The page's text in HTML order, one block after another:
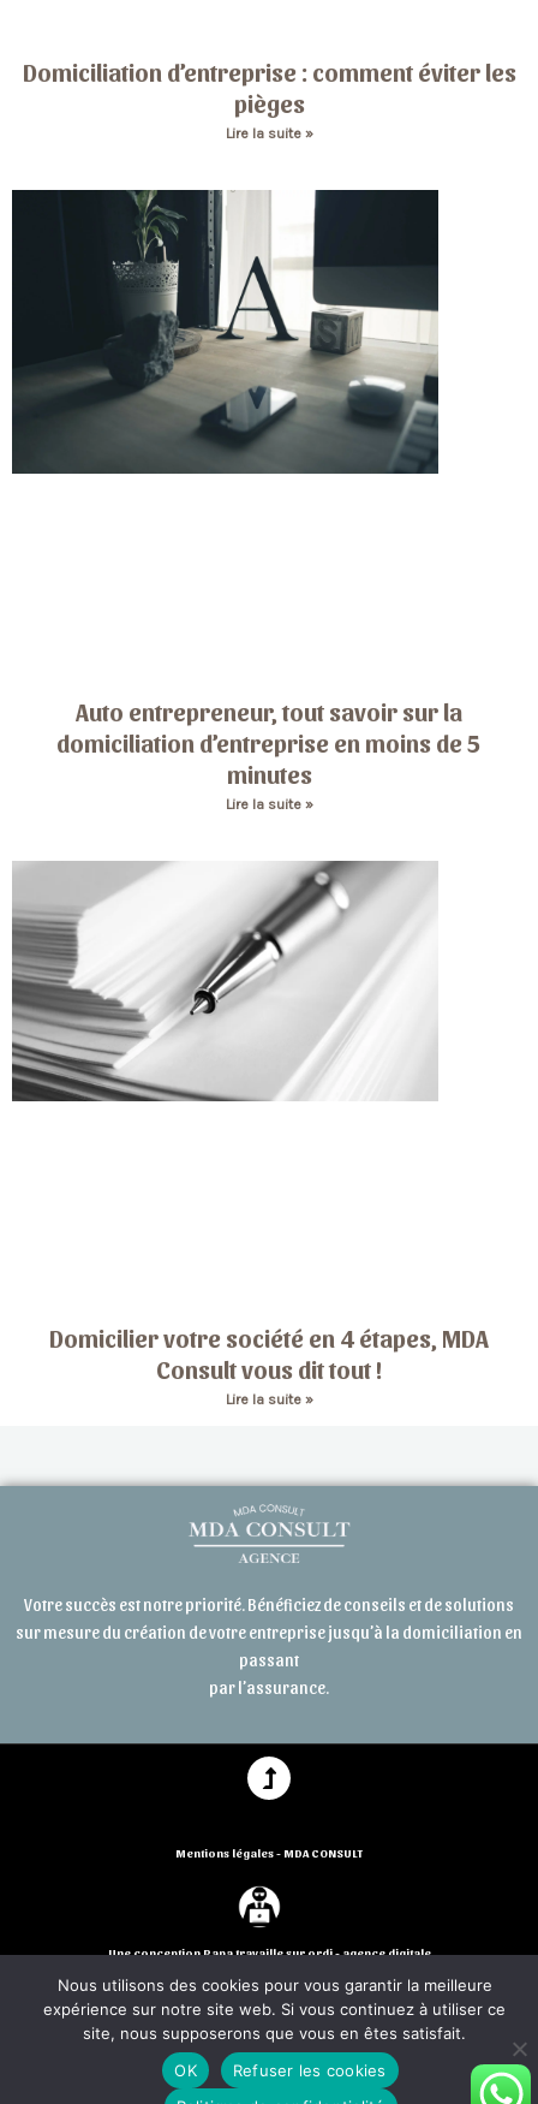
Domiciliation d’entreprise : comment éviter les
pièges
Lire la suite »
Auto entrepreneur, tout savoir sur la
domiciliation d’entreprise en moins de 5
minutes
Lire la suite »
Domicilier votre société en 4 étapes, MDA
Consult vous dit tout !
Lire la suite »
Votre succès est notre priorité. Bénéficiez de conseils et de solutions
sur mesure du création de votre entreprise jusqu’à la domiciliation en
passant
par l’assurance.
Mentions légales - MDA CONSULT
Une conception Papa travaille sur ordi - agence digitale
Nous utilisons des cookies pour vous garantir la meilleure
expérience sur notre site web. Si vous continuez à utiliser ce
site, nous supposerons que vous en êtes satisfait.
OK
Refuser les cookies